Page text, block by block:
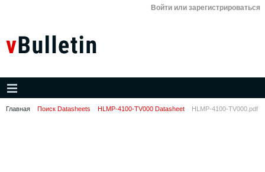
Войти или зарегистрироваться
Главная Поиск Datasheets HLMP-4100-TV000 Datasheet HLMP-4100-TV000.pdf